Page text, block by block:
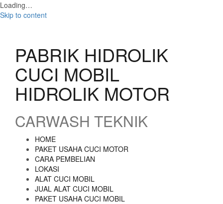
Loading…
Skip to content
PABRIK HIDROLIK
CUCI MOBIL
HIDROLIK MOTOR
CARWASH TEKNIK
HOME
PAKET USAHA CUCI MOTOR
CARA PEMBELIAN
LOKASI
ALAT CUCI MOBIL
JUAL ALAT CUCI MOBIL
PAKET USAHA CUCI MOBIL